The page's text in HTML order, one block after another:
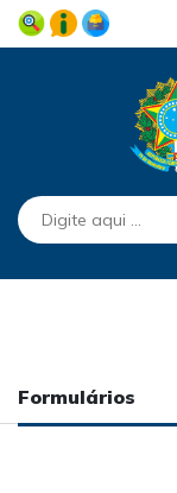
Formulários